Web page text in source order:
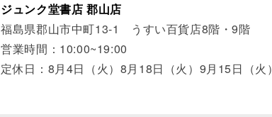
ジュンク堂書店 郡山店
福島県郡山市中町13-1 うすい百貨店8階・9階
営業時間：10:00~19:00
定休日：8月4日（火）8月18日（火）9月15日（火）